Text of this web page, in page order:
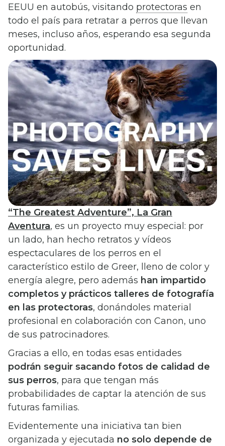
EEUU en autobús, visitando protectoras en
todo el país para retratar a perros que llevan
meses, incluso años, esperando esa segunda
oportunidad.
“The Greatest Adventure”, La Gran
Aventura, es un proyecto muy especial: por
un lado, han hecho retratos y vídeos
espectaculares de los perros en el
característico estilo de Greer, lleno de color y
energía alegre, pero además han impartido
completos y prácticos talleres de fotografía
en las protectoras, donándoles material
profesional en colaboración con Canon, uno
de sus patrocinadores.
Gracias a ello, en todas esas entidades
podrán seguir sacando fotos de calidad de
sus perros, para que tengan más
probabilidades de captar la atención de sus
futuras familias.
Evidentemente una iniciativa tan bien
organizada y ejecutada no solo depende de